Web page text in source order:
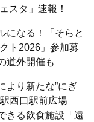
スタ」速報！
になる！「そらと
ト2026」参加募
道外開催も
より新たな”にぎ
西口駅前広場
きる飲食施設「遠